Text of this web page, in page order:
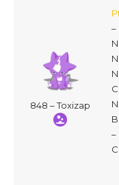
848 – Toxizap
–
–